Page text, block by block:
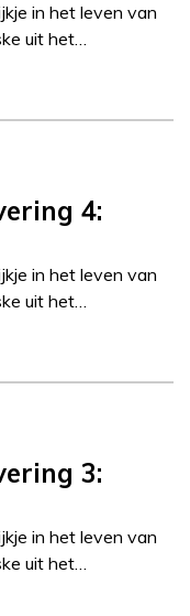
in het leven van
uit het…
4:
in het leven van
uit het…
3:
in het leven van
uit het…